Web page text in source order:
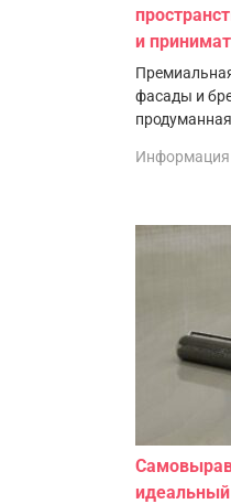
и
фасады и
Информация
идеальный